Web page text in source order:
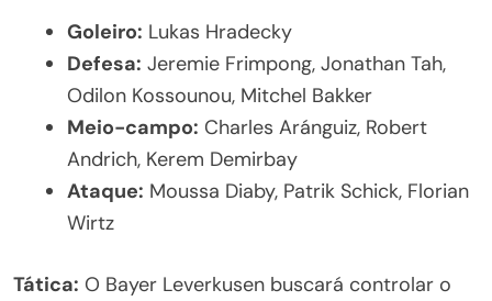
Goleiro: Lukas Hradecky
Defesa: Jeremie Frimpong, Jonathan Tah,
Odilon Kossounou, Mitchel Bakker
Meio-campo: Charles Aránguiz, Robert
Andrich, Kerem Demirbay
Ataque: Moussa Diaby, Patrik Schick, Florian
Wirtz
Tática: O Bayer Leverkusen buscará controlar o